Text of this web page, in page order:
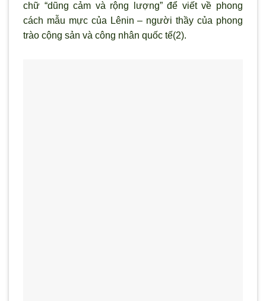
chữ “dũng cảm và rộng lượng” để viết về phong
cách mẫu mực của Lênin – người thầy của phong
trào cộng sản và công nhân quốc tế(2).